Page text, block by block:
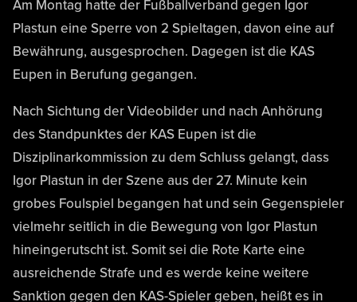
Am Montag hatte der Fußballverband gegen Igor
Plastun eine Sperre von 2 Spieltagen, davon eine auf
Bewährung, ausgesprochen. Dagegen ist die KAS
Eupen in Berufung gegangen.
Nach Sichtung der Videobilder und nach Anhörung
des Standpunktes der KAS Eupen ist die
Disziplinarkommission zu dem Schluss gelangt, dass
Igor Plastun in der Szene aus der 27. Minute kein
grobes Foulspiel begangen hat und sein Gegenspieler
vielmehr seitlich in die Bewegung von Igor Plastun
hineingerutscht ist. Somit sei die Rote Karte eine
ausreichende Strafe und es werde keine weitere
Sanktion gegen den KAS-Spieler geben, heißt es in